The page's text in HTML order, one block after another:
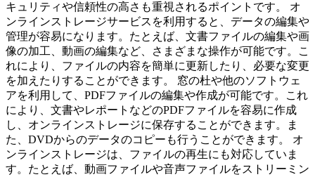
キュリティや信頼性の高さも重視されるポイントです。 オ
ンラインストレージサービスを利用すると、データの編集や
管理が容易になります。たとえば、文書ファイルの編集や画
像の加工、動画の編集など、さまざまな操作が可能です。こ
れにより、ファイルの内容を簡単に更新したり、必要な変更
を加えたりすることができます。 窓の杜や他のソフトウェ
アを利用して、PDFファイルの編集や作成が可能です。これ
により、文書やレポートなどのPDFファイルを容易に作成
し、オンラインストレージに保存することができます。ま
た、DVDからのデータのコピーも行うことができます。 オ
ンラインストレージは、ファイルの再生にも対応していま
す。たとえば、動画ファイルや音声ファイルをストリーミン